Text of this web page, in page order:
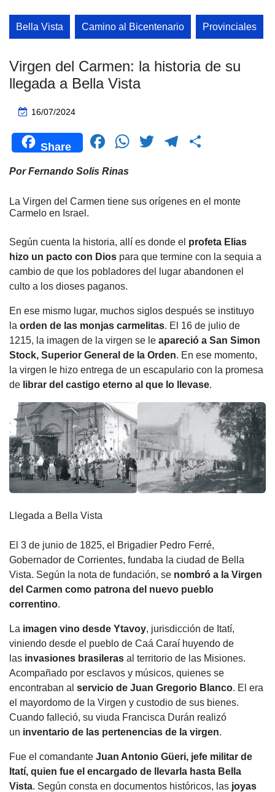
Bella Vista Camino al Bicentenario Provinciales
Virgen del Carmen: la historia de su
llegada a Bella Vista
16/07/2024
Share
F
c
e
o
o
k
W
s
p
p
T
er
T
gr
m
p
tir
Por Fernando Solis Rinas
La Virgen del Carmen tiene sus orígenes en el monte
Carmelo en Israel.
Según cuenta la historia, allí es donde el profeta Elias
hizo un pacto con Dios para que termine con la sequia a
cambio de que los pobladores del lugar abandonen el
culto a los dioses paganos.
En ese mismo lugar, muchos siglos después se instituyo
la orden de las monjas carmelitas. El 16 de julio de
1215, la imagen de la virgen se le apareció a San Simon
Stock, Superior General de la Orden. En ese momento,
la virgen le hizo entrega de un escapulario con la promesa
de librar del castigo eterno al que lo llevase.
Llegada a Bella Vista
El 3 de junio de 1825, el Brigadier Pedro Ferré,
Gobernador de Corrientes, fundaba la ciudad de Bella
Vista. Según la nota de fundación, se nombró a la Virgen
del Carmen como patrona del nuevo pueblo
correntino.
La imagen vino desde Ytavoy, jurisdicción de Itatí,
viniendo desde el pueblo de Caá Caraí huyendo de
las invasiones brasileras al territorio de las Misiones.
Acompañado por esclavos y músicos, quienes se
encontraban al servicio de Juan Gregorio Blanco. El era
el mayordomo de la Virgen y custodio de sus bienes.
Cuando falleció, su viuda Francisca Durán realizó
un inventario de las pertenencias de la virgen.
Fue el comandante Juan Antonio Güeri, jefe militar de
Itatí, quien fue el encargado de llevarla hasta Bella
Vista. Según consta en documentos históricos, las joyas